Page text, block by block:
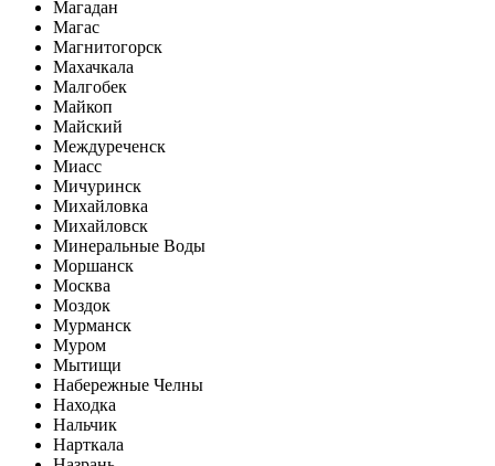
Магадан
Магас
Магнитогорск
Махачкала
Малгобек
Майкоп
Майский
Междуреченск
Миасс
Мичуринск
Михайловка
Михайловск
Минеральные Воды
Моршанск
Москва
Моздок
Мурманск
Муром
Мытищи
Набережные Челны
Находка
Нальчик
Нарткала